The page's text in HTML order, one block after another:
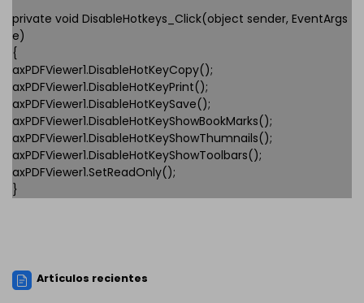
private void DisableHotkeys_Click(object sender, EventArgs
e)
{
axPDFViewer1.DisableHotKeyCopy();
axPDFViewer1.DisableHotKeyPrint();
axPDFViewer1.DisableHotKeySave();
axPDFViewer1.DisableHotKeyShowBookMarks();
axPDFViewer1.DisableHotKeyShowThumnails();
axPDFViewer1.DisableHotKeyShowToolbars();
axPDFViewer1.SetReadOnly();
}
Artículos recientes